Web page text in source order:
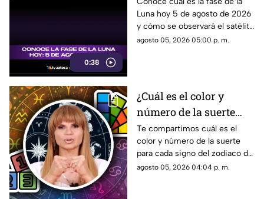
0:38
se verá el satélite esta
noche
Luna hoy 5 de agosto de 2026
y cómo se observará el satélite
natural durante la noche.
agosto 05, 2026 05:00 p. m.
¿Cuál es el color y
número de la suerte
HOY, 5 de agosto de
2026? Predicciones de
Mhoni Vidente para
cada signo este
Te compartimos cuál es el
color y número de la suerte
para cada signo del zodiaco de
acuerdo al horóscopo de
agosto 05, 2026 04:04 p. m.